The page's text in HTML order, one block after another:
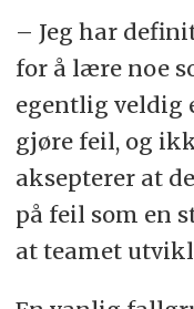
– Jeg har
for å lære noe
egentlig veldig
gjøre feil, og
aksepterer at
på feil som en
at teamet